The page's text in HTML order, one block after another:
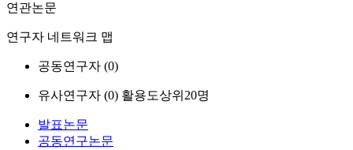
연관논문
연구자 네트워크 맵
공동연구자 (0)
유사연구자 (0) 활용도상위20명
발표논문
공동연구논문